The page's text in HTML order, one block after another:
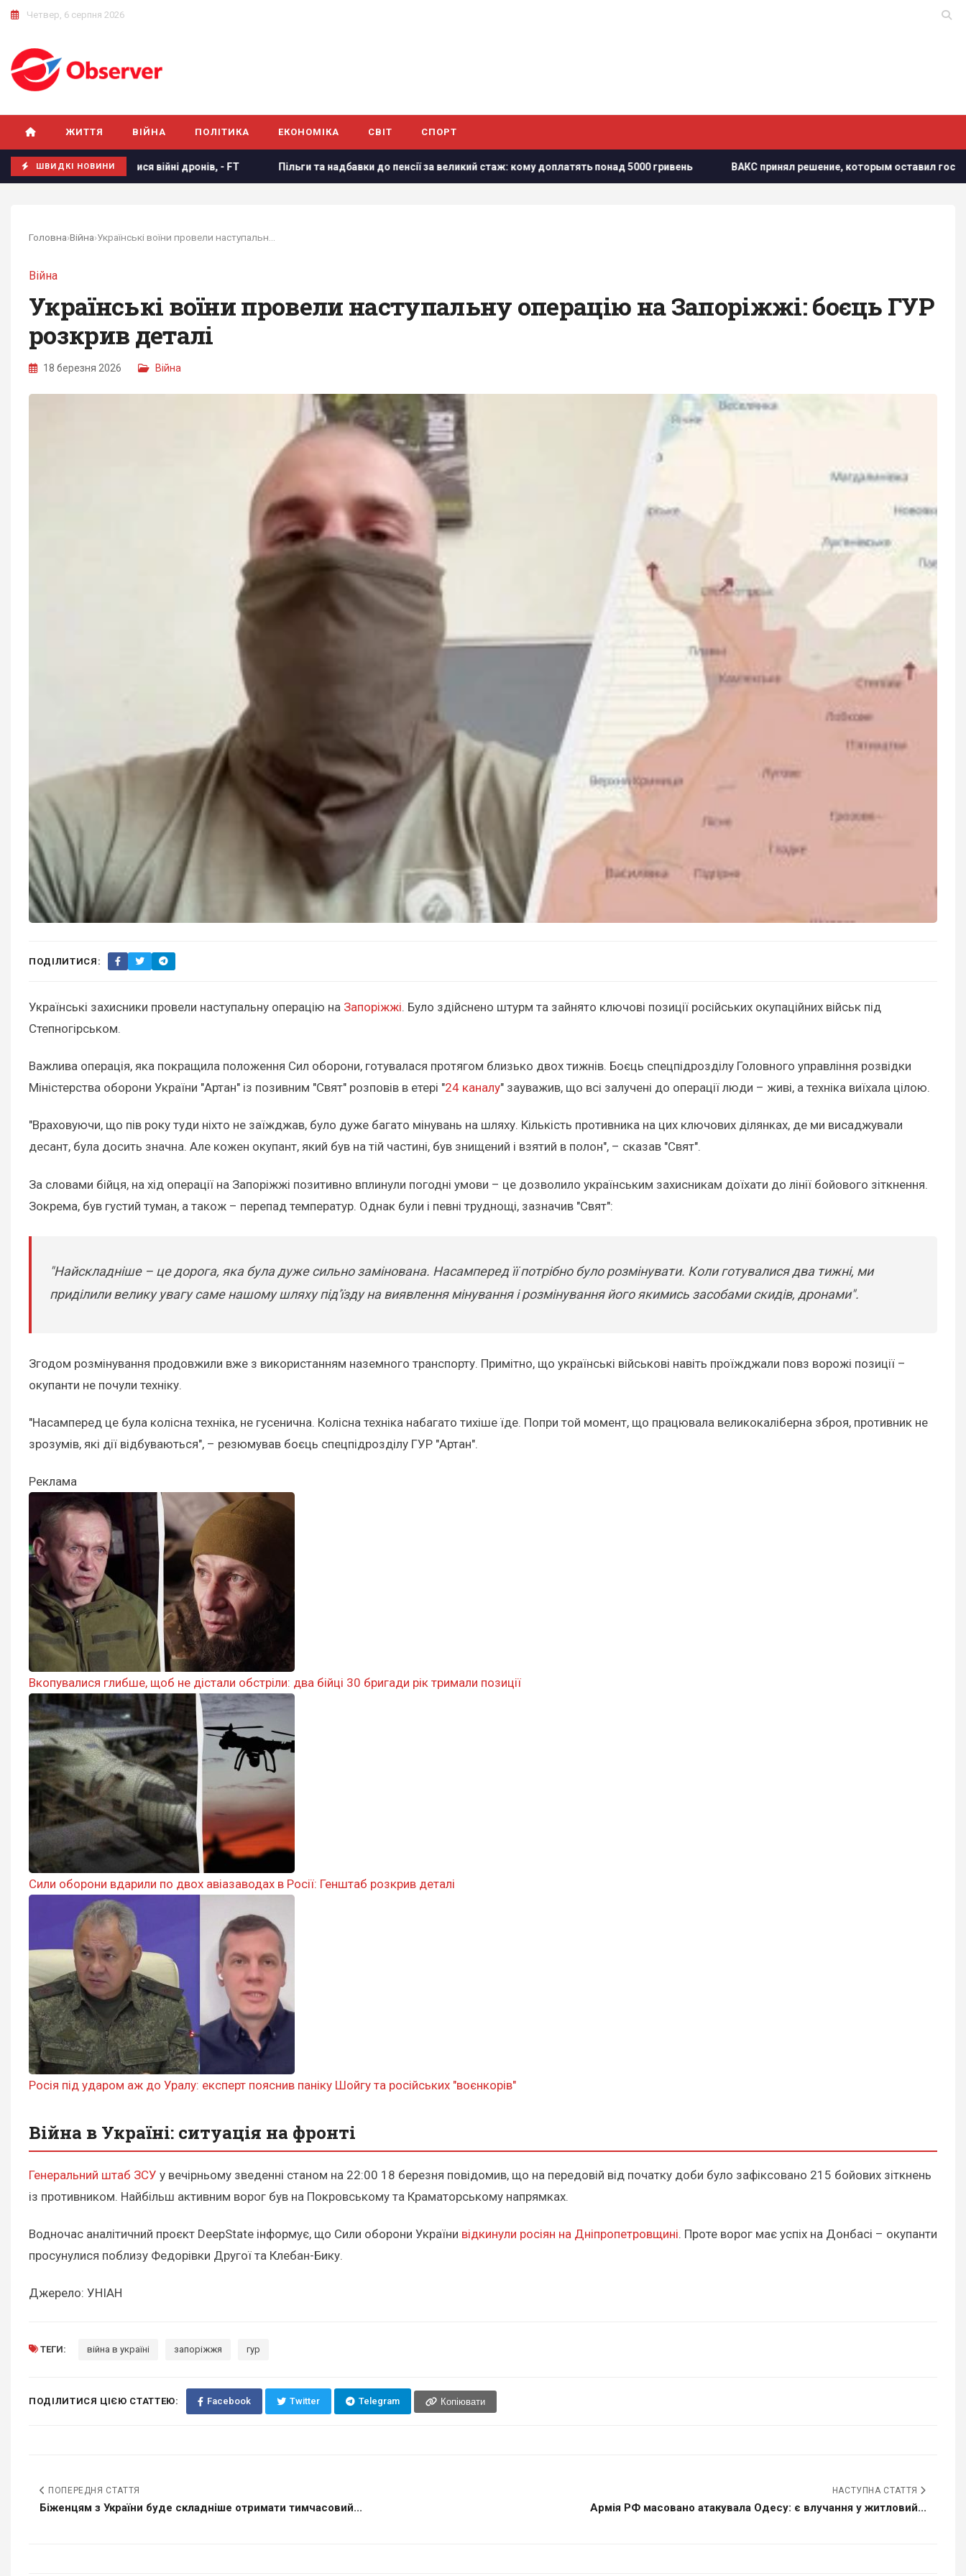
Четвер, 6 серпня 2026
ЖИТТЯ ВІЙНА ПОЛІТИКА ЕКОНОМІКА СВІТ СПОРТ
ШВИДКІ НОВИНИ
навчитися війні дронів, - FT Пільги та надбавки до пенсії за великий стаж: кому доплатять понад 5000 гривень ВАКС принял решение, которым оставил государственному
Головна›Війна›
Війна
Українські воїни провели наступальну операцію на Запоріжжі: боєць ГУР
розкрив деталі
18 березня 2026 Війна
ПОДІЛИТИСЯ:
Українські захисники провели наступальну операцію на Запоріжжі. Було здійснено штурм та зайнято ключові позиції російських окупаційних військ під
Степногірськом.
Важлива операція, яка покращила положення Сил оборони, готувалася протягом близько двох тижнів. Боєць спецпідрозділу Головного управління розвідки
Міністерства оборони України "Артан" із позивним "Свят" розповів в етері "24 каналу" зауважив, що всі залучені до операції люди – живі, а техніка виїхала цілою.
"Враховуючи, що пів року туди ніхто не заїжджав, було дуже багато мінувань на шляху. Кількість противника на цих ключових ділянках, де ми висаджували
десант, була досить значна. Але кожен окупант, який був на тій частині, був знищений і взятий в полон", – сказав "Свят".
За словами бійця, на хід операції на Запоріжжі позитивно вплинули погодні умови – це дозволило українським захисникам доїхати до лінії бойового зіткнення.
Зокрема, був густий туман, а також – перепад температур. Однак були і певні труднощі, зазначив "Свят":
"Найскладніше – це дорога, яка була дуже сильно замінована. Насамперед її потрібно було розмінувати. Коли готувалися два тижні, ми
приділили велику увагу саме нашому шляху під'їзду на виявлення мінування і розмінування його якимись засобами скидів, дронами".
Згодом розмінування продовжили вже з використанням наземного транспорту. Примітно, що українські військові навіть проїжджали повз ворожі позиції –
окупанти не почули техніку.
"Насамперед це була колісна техніка, не гусенична. Колісна техніка набагато тихіше їде. Попри той момент, що працювала великокаліберна зброя, противник не
зрозумів, які дії відбуваються", – резюмував боєць спецпідрозділу ГУР "Артан".
Реклама
Вкопувалися глибше, щоб не дістали обстріли: два бійці 30 бригади рік тримали позиції
Сили оборони вдарили по двох авіазаводах в Росії: Генштаб розкрив деталі
Росія під ударом аж до Уралу: експерт пояснив паніку Шойгу та російських "воєнкорів"
Війна в Україні: ситуація на фронті
Генеральний штаб ЗСУ у вечірньому зведенні станом на 22:00 18 березня повідомив, що на передовій від початку доби було зафіксовано 215 бойових зіткнень
із противником. Найбільш активним ворог був на Покровському та Краматорському напрямках.
Водночас аналітичний проєкт DeepState інформує, що Сили оборони України відкинули росіян на Дніпропетровщині. Проте ворог має успіх на Донбасі – окупанти
просунулися поблизу Федорівки Другої та Клебан-Бику.
Джерело: УНІАН
ТЕГИ: війна в україні запоріжжя гур
ПОДІЛИТИСЯ ЦІЄЮ СТАТТЕЮ: Facebook Twitter Telegram Копіювати
ПОПЕРЕДНЯ СТАТТЯ
Біженцям з України буде складніше отримати тимчасовий...
НАСТУПНА СТАТТЯ
Армія РФ масовано атакувала Одесу: є влучання у житловий...